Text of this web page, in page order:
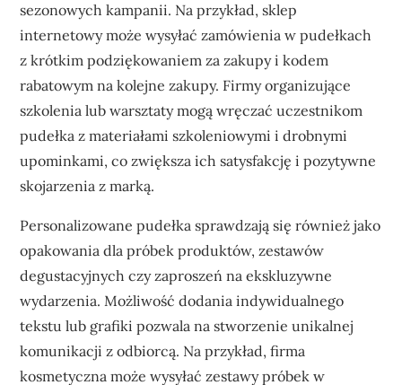
sezonowych kampanii. Na przykład, sklep
internetowy może wysyłać zamówienia w pudełkach
z krótkim podziękowaniem za zakupy i kodem
rabatowym na kolejne zakupy. Firmy organizujące
szkolenia lub warsztaty mogą wręczać uczestnikom
pudełka z materiałami szkoleniowymi i drobnymi
upominkami, co zwiększa ich satysfakcję i pozytywne
skojarzenia z marką.
Personalizowane pudełka sprawdzają się również jako
opakowania dla próbek produktów, zestawów
degustacyjnych czy zaproszeń na ekskluzywne
wydarzenia. Możliwość dodania indywidualnego
tekstu lub grafiki pozwala na stworzenie unikalnej
komunikacji z odbiorcą. Na przykład, firma
kosmetyczna może wysyłać zestawy próbek w